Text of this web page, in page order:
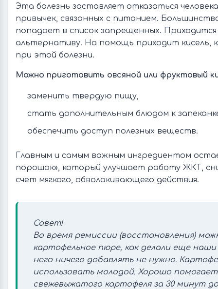
Эта болезнь заставляет отказаться
привычек, связанных с питанием.
попадает в список запрещенных. Приходится
альтернативу. На помощь приходит кисель,
при этой болезни.
Можно приготовить овсяной или фруктовый
заменить твердую пищу,
стать дополнительным блюдом к
обеспечить доступ полезных веществ.
Главным и самым важным ингредиентом
порошок», который улучшает работу ЖКТ,
счет мягкого, обволакивающего действия.
Совет!
Во время ремиссии (восстановления)
картофельное пюре, как делали еще наши
него ничего добавлять не нужно.
использовать молодой. Хорошо помогает
свежевыжатого картофеля за 30 минут